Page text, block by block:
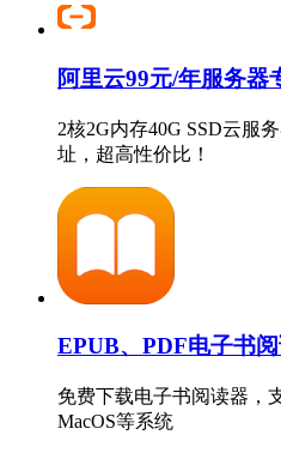
阿里云99元/年服务器
2核2G内存40G SSD云服
址，超高性价比！
EPUB、PDF电子书
免费下载电子书阅读器，
MacOS等系统